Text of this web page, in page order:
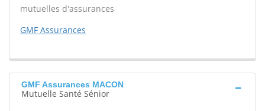
mutuelles d'assurances
GMF Assurances
GMF Assurances MACON
Mutuelle Santé Sénior